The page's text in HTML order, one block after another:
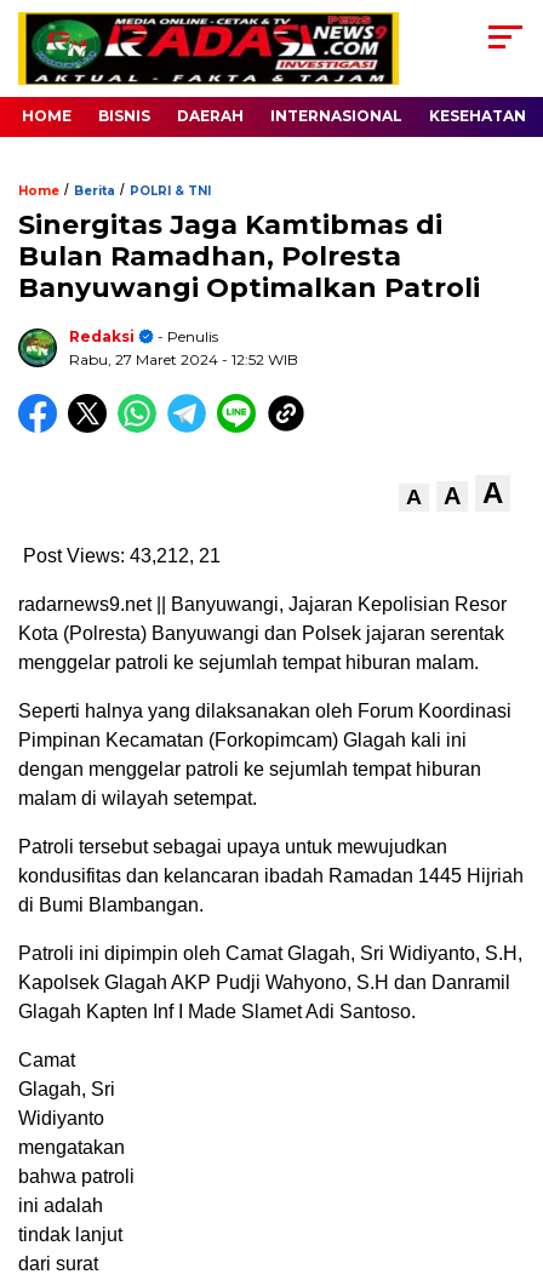
HOME BISNIS DAERAH INTERNASIONAL KESEHATAN
Home / Berita / POLRI & TNI
Sinergitas Jaga Kamtibmas di
Bulan Ramadhan, Polresta
Banyuwangi Optimalkan Patroli
Redaksi
- Penulis
Rabu, 27 Maret 2024 - 12:52 WIB
A A A
Post Views: 43,212, 21
radarnews9.net || Banyuwangi, Jajaran Kepolisian Resor
Kota (Polresta) Banyuwangi dan Polsek jajaran serentak
menggelar patroli ke sejumlah tempat hiburan malam.
Seperti halnya yang dilaksanakan oleh Forum Koordinasi
Pimpinan Kecamatan (Forkopimcam) Glagah kali ini
dengan menggelar patroli ke sejumlah tempat hiburan
malam di wilayah setempat.
Patroli tersebut sebagai upaya untuk mewujudkan
kondusifitas dan kelancaran ibadah Ramadan 1445 Hijriah
di Bumi Blambangan.
Patroli ini dipimpin oleh Camat Glagah, Sri Widiyanto, S.H,
Kapolsek Glagah AKP Pudji Wahyono, S.H dan Danramil
Glagah Kapten Inf I Made Slamet Adi Santoso.
Camat
Glagah, Sri
Widiyanto
mengatakan
bahwa patroli
ini adalah
tindak lanjut
dari surat